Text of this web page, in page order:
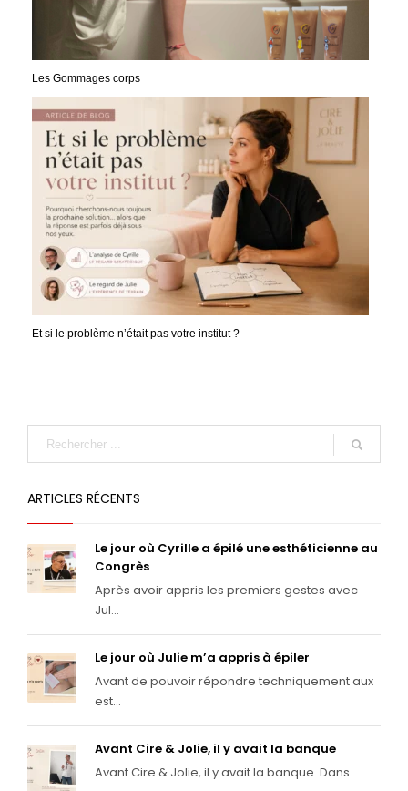
Les Gommages corps
Et si le problème n’était pas votre institut ?
ARTICLES RÉCENTS
Le jour où Cyrille a épilé une esthéticienne au
Congrès
Après avoir appris les premiers gestes avec
Jul...
Le jour où Julie m’a appris à épiler
Avant de pouvoir répondre techniquement aux
est...
Avant Cire & Jolie, il y avait la banque
Avant Cire & Jolie, il y avait la banque. Dans ...